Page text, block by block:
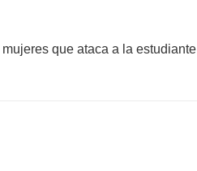
que ataca a la estudiante